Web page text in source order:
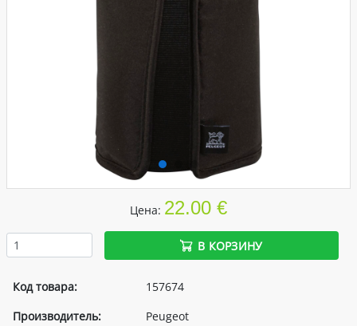
Цена: 22.00 €
В КОРЗИНУ
Код товара:
157674
Производитель:
Peugeot